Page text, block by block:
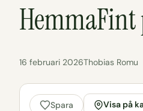
HemmaFint
16 februari 2026Thobias Romu
Spara Visa på